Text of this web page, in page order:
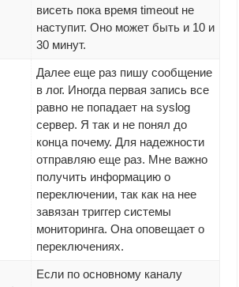
висеть пока время timeout не
наступит. Оно может быть и 10 и
30 минут.
Далее еще раз пишу сообщение
в лог. Иногда первая запись все
равно не попадает на syslog
сервер. Я так и не понял до
конца почему. Для надежности
отправляю еще раз. Мне важно
получить информацию о
переключении, так как на нее
завязан триггер системы
мониторинга. Она оповещает о
переключениях.
Если по основному каналу